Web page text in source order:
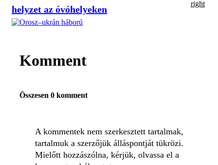
helyzet az óvóhelyeken
Komment
Összesen 0 komment
A kommentek nem szerkesztett tartalmak,
tartalmuk a szerzőjük álláspontját tükrözi.
Mielőtt hozzászólna, kérjük, olvassa el a